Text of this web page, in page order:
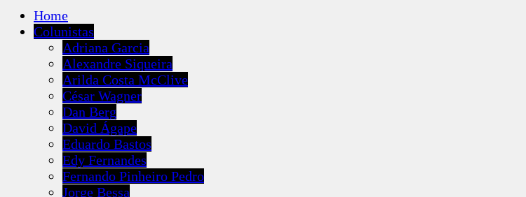
Home
Colunistas
Adriana Garcia
Alexandre Siqueira
Arilda Costa McClive
César Wagner
Dan Berg
David Ágape
Eduardo Bastos
Edy Fernandes
Fernando Pinheiro Pedro
Jorge Bessa